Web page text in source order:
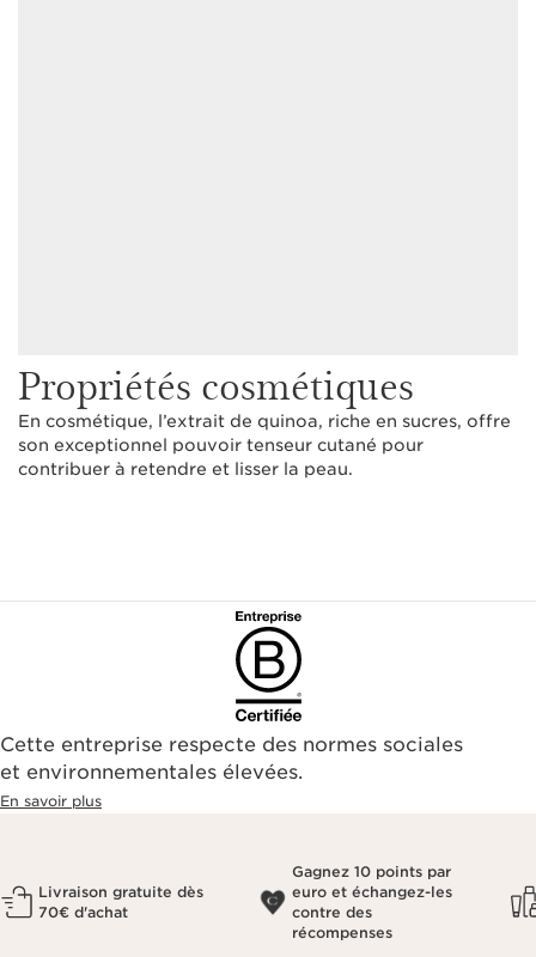
Propriétés cosmétiques
En cosmétique, l’extrait de quinoa, riche en sucres, offre
son exceptionnel pouvoir tenseur cutané pour
contribuer à retendre et lisser la peau.
Cette entreprise respecte des normes sociales
et environnementales élevées.
En savoir plus
Livraison gratuite dès
70€ d'achat
Gagnez 10 points par
euro et échangez-les
contre des
récompenses